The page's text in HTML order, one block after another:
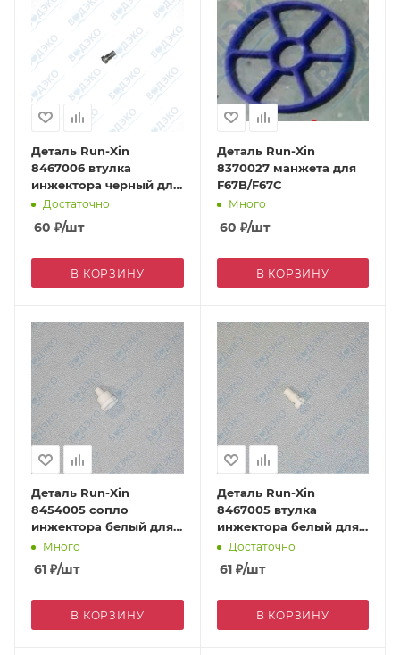
Деталь Run-Xin
8467006 втулка
инжектора черный для
F63C/F69A/F73A
Достаточно
60 ₽/шт
В КОРЗИНУ
Деталь Run-Xin
8370027 манжета для
F67B/F67C
Много
60 ₽/шт
В КОРЗИНУ
Деталь Run-Xin
8454005 сопло
инжектора белый для
F63C/F69A/F73A
Много
61 ₽/шт
В КОРЗИНУ
Деталь Run-Xin
8467005 втулка
инжектора белый для
F63C/F69A/F73A
Достаточно
61₽/шт
В КОРЗИНУ